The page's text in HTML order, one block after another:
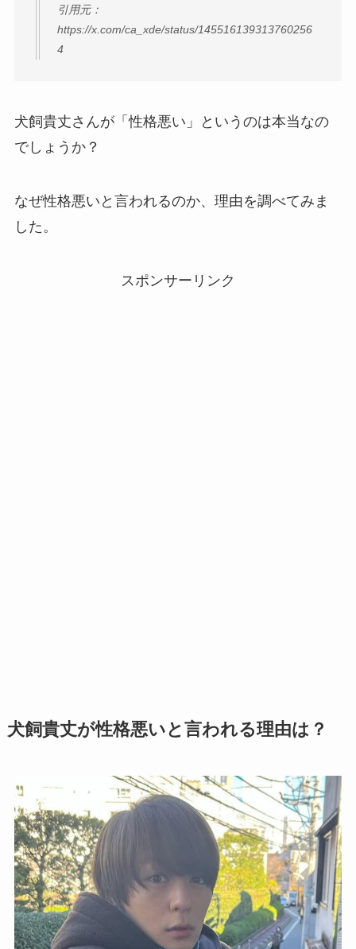
引用元：
https://x.com/ca_xde/status/145516139313760256
4
犬飼貴丈さんが「性格悪い」というのは本当なの
でしょうか？
なぜ性格悪いと言われるのか、理由を調べてみま
した。
スポンサーリンク
犬飼貴丈が性格悪いと言われる理由は？